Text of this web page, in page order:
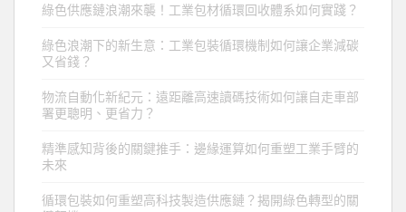
綠色供應鏈浪潮來襲！工業包材循環回收體系如何實踐？
綠色浪潮下的新生意：工業包裝循環機制如何讓企業減碳
又省錢？
物流自動化新紀元：遠距離高速讀碼技術如何讓自走車部
署更聰明、更省力？
精準感知背後的關鍵推手：邊緣運算如何重塑工業手臂的
未來
循環包裝如何重塑高科技製造供應鏈？揭開綠色轉型的關